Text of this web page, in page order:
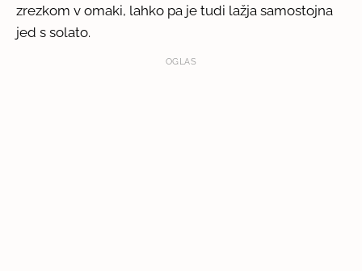
zrezkom v omaki, lahko pa je tudi lažja samostojna
jed s solato.
OGLAS